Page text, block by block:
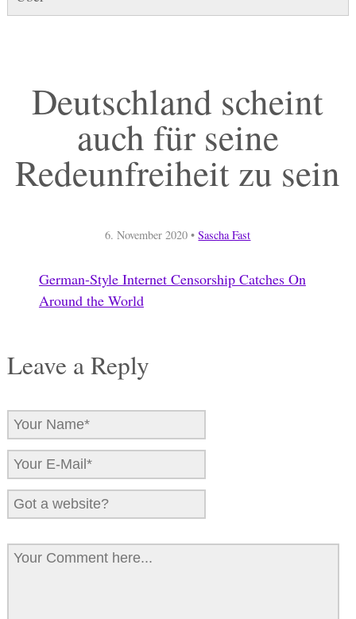
Deutschland scheint
auch für seine
Redeunfreiheit zu sein
6. November 2020 •Sascha Fast
German-Style Internet Censorship Catches On
Around the World
Leave a Reply